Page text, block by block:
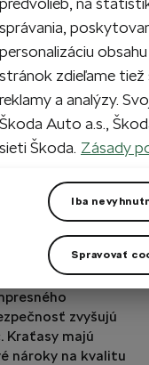
gumou na
zvyšujú
Kraťasy majú
nároky na kvalitu
správania,
personalizáciu
stránok zdieľame tiež
reklamy a analýzy.
Škoda Auto a.s.,
sieti Škoda. Zásady
Iba
Spravovať